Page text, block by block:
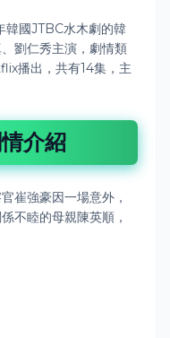
韓國JTBC水木劇的韓
劉仁秀主演，劇情類
播出，共有14集，主
介紹
崔強豪因一場意外，
不睦的母親陳英順，